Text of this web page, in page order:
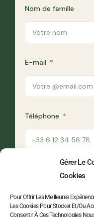
Gérer Le
Cookies
Pour Offrir Les Meilleures
Les Cookies Pour Stocker Et/ou
Consentir À Ces Technologies
Nom de famille
E-mail
Téléphone